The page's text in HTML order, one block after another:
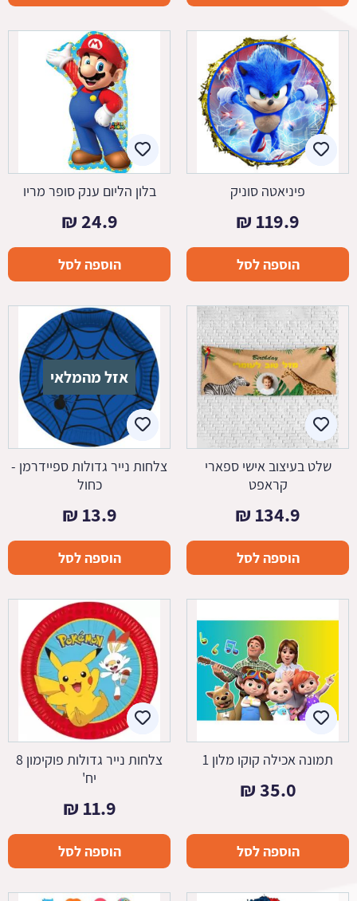
פיניאטה סוניק
119.9
₪
הוספה לסל
בלון הליום ענק סופר מריו
24.9
₪
הוספה לסל
שלט בעיצוב אישי ספארי
קראפט
134.9
₪
הוספה לסל
אזל מהמלאי
צלחות נייר גדולות ספיידרמן -
כחול
13.9
₪
הוספה לסל
תמונה אכילה קוקו מלון 1
35.0
₪
הוספה לסל
צלחות נייר גדולות פוקימון 8
יח'
11.9
₪
הוספה לסל